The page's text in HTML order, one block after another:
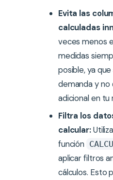
Evita las
calculadas
veces menos
medidas
posible, ya
demanda y no
adicional en tu
Filtra los
calcular:
función
aplicar filtros
cálculos. Esto